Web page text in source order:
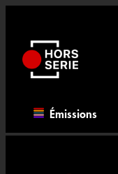
contenu
Émissions